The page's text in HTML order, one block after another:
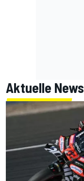
Aktuelle News